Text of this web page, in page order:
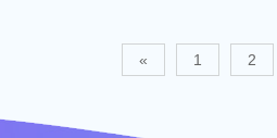
« 1 2